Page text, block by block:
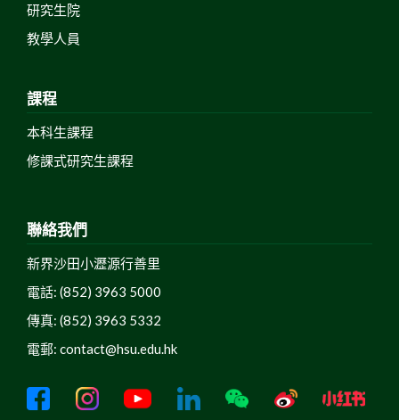
研究生院
教學人員
課程
本科生課程
修課式研究生課程
聯絡我們
新界沙田小瀝源行善里
電話: (852) 3963 5000
傳真: (852) 3963 5332
電郵: contact@hsu.edu.hk